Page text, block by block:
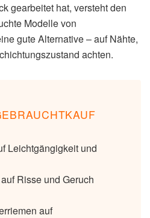
gearbeitet hat, versteht den
Modelle von
gute Alternative – auf Nähte,
achten.
Leichtgängigkeit und
Risse und Geruch
auf